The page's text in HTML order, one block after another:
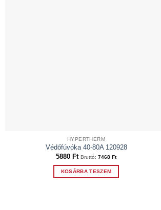
HYPERTHERM
Védőfúvóka 40-80A 120928
5880 Ft Bruttó: 7468 Ft
KOSÁRBA TESZEM